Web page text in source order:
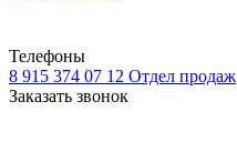
Телефоны
8 915 374 07 12 Отдел продаж
Заказать звонок